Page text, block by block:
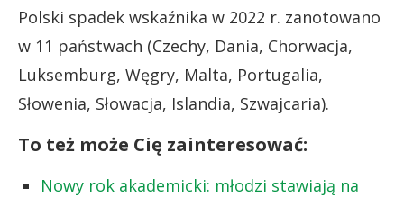
Polski spadek wskaźnika w 2022 r. zanotowano
w 11 państwach (Czechy, Dania, Chorwacja,
Luksemburg, Węgry, Malta, Portugalia,
Słowenia, Słowacja, Islandia, Szwajcaria).
To też może Cię zainteresować:
Nowy rok akademicki: młodzi stawiają na